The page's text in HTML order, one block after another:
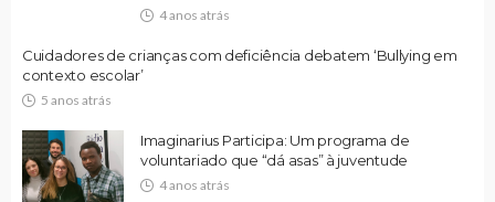
4 anos atrás
Cuidadores de crianças com deficiência debatem ‘Bullying em
contexto escolar’
5 anos atrás
Imaginarius Participa: Um programa de
voluntariado que “dá asas” à juventude
4 anos atrás